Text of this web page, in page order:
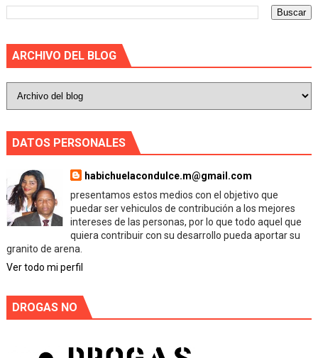
ARCHIVO DEL BLOG
DATOS PERSONALES
habichuelacondulce.m@gmail.com
presentamos estos medios con el objetivo que
puedar ser vehiculos de contribución a los mejores
intereses de las personas, por lo que todo aquel que
quiera contribuir con su desarrollo pueda aportar su
granito de arena.
Ver todo mi perfil
DROGAS NO